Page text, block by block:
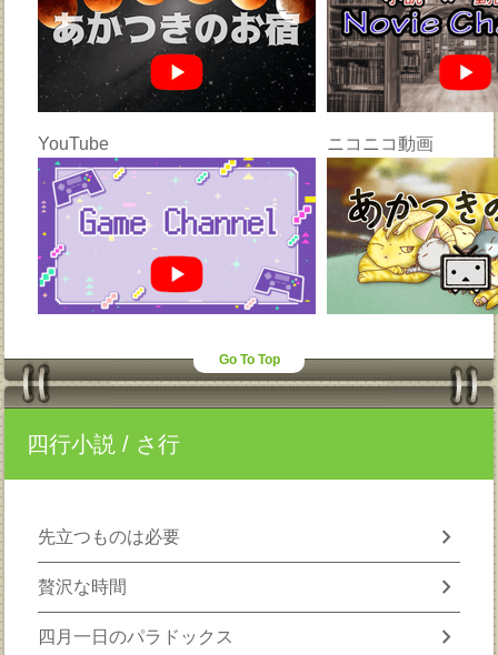
YouTube ニコニコ動画
Go To Top
四行小説 / さ行
先立つものは必要 chevron_right
贅沢な時間 chevron_right
四月一日のパラドックス chevron_right